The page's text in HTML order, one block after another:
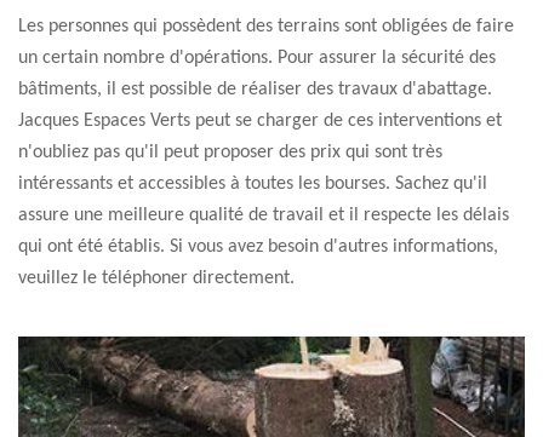
Les personnes qui possèdent des terrains sont obligées de faire
un certain nombre d'opérations. Pour assurer la sécurité des
bâtiments, il est possible de réaliser des travaux d'abattage.
Jacques Espaces Verts peut se charger de ces interventions et
n'oubliez pas qu'il peut proposer des prix qui sont très
intéressants et accessibles à toutes les bourses. Sachez qu'il
assure une meilleure qualité de travail et il respecte les délais
qui ont été établis. Si vous avez besoin d'autres informations,
veuillez le téléphoner directement.